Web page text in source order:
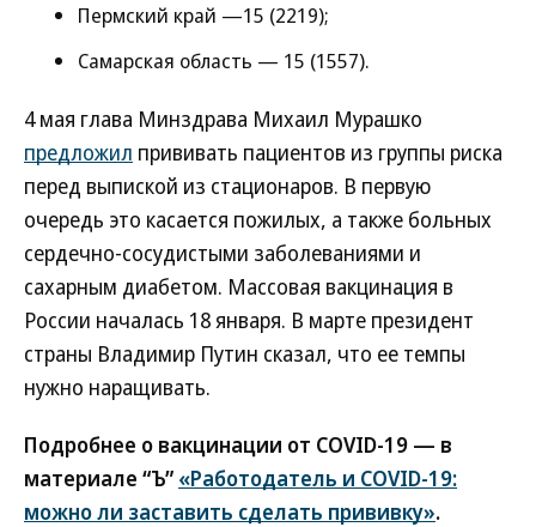
Пермский край —15 (2219);
Самарская область — 15 (1557).
4 мая глава Минздрава Михаил Мурашко
предложил прививать пациентов из группы риска
перед выпиской из стационаров. В первую
очередь это касается пожилых, а также больных
сердечно-сосудистыми заболеваниями и
сахарным диабетом. Массовая вакцинация в
России началась 18 января. В марте президент
страны Владимир Путин сказал, что ее темпы
нужно наращивать.
Подробнее о вакцинации от COVID-19 — в
материале “Ъ” «Работодатель и COVID-19:
можно ли заставить сделать прививку».